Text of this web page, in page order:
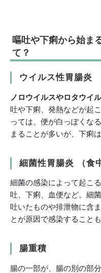
嘔吐や下痢から始ま
て？
ウイルス性胃腸炎
ノロウイルスやロタウイ
吐や下痢、発熱などが起
っては、便が白っぽくな
まることが多いが、下痢
細菌性胃腸炎 （食
細菌の感染によって起こ
吐、下痢、血便など。細
吐いたものや排泄物に含
とが原因で感染することも
腸重積
腸の一部が、腸の別の部